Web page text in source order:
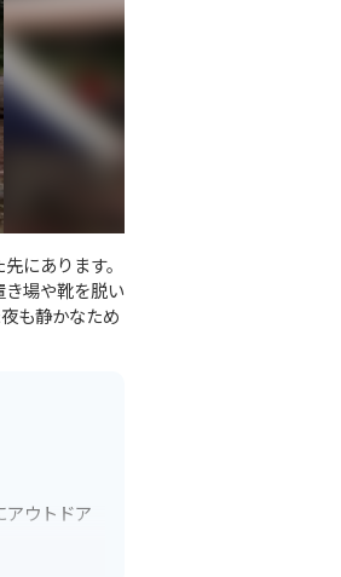
にあります。
場や靴を脱い
も静かなため
アウトドア